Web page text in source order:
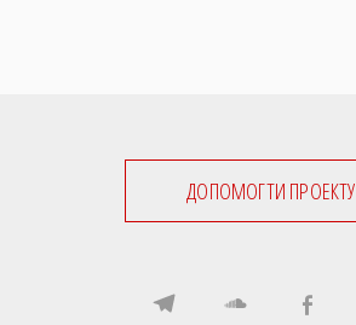
ДОПОМОГТИ ПРОЕКТУ